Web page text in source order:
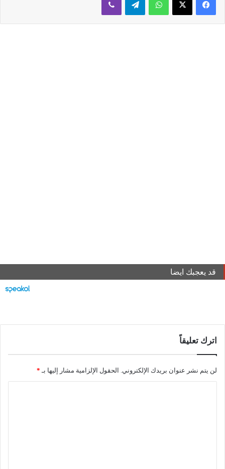
قد يعجبك ايضا
اترك تعليقاً
لن يتم نشر عنوان بريدك الإلكتروني. الحقول الإلزامية مشار إليها بـ *